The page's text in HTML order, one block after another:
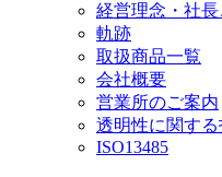
経営理念・社
軌跡
取扱商品一覧
会社概要
営業所のご案内
透明性に関す
ISO13485